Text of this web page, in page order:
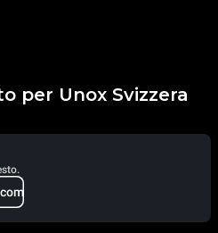
per Unox Svizzera